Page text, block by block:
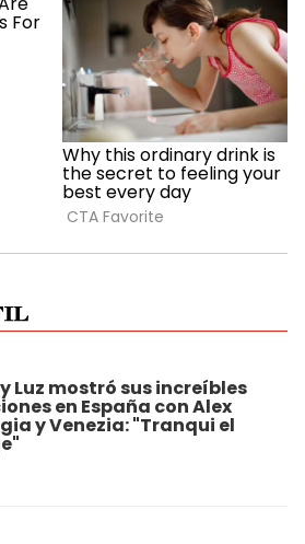
Luz mostró sus increíbles
en España con Alex
y Venezia: "Tranqui el